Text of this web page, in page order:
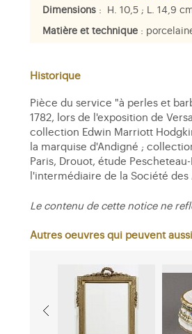
Dimensions : H. 10,5 ; L. 14,9
Matière et technique :
Historique
Pièce du service "à perles et
1782, lors de l'exposition de
collection Edwin Marriott
la marquise d'Andigné ;
Paris, Drouot, étude
l'intermédiaire de la Société des
Le contenu de cette notice ne
Autres oeuvres qui peuvent